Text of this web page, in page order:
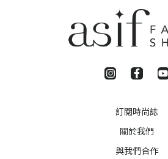
訂閱時尚誌
關於我們
與我們合作